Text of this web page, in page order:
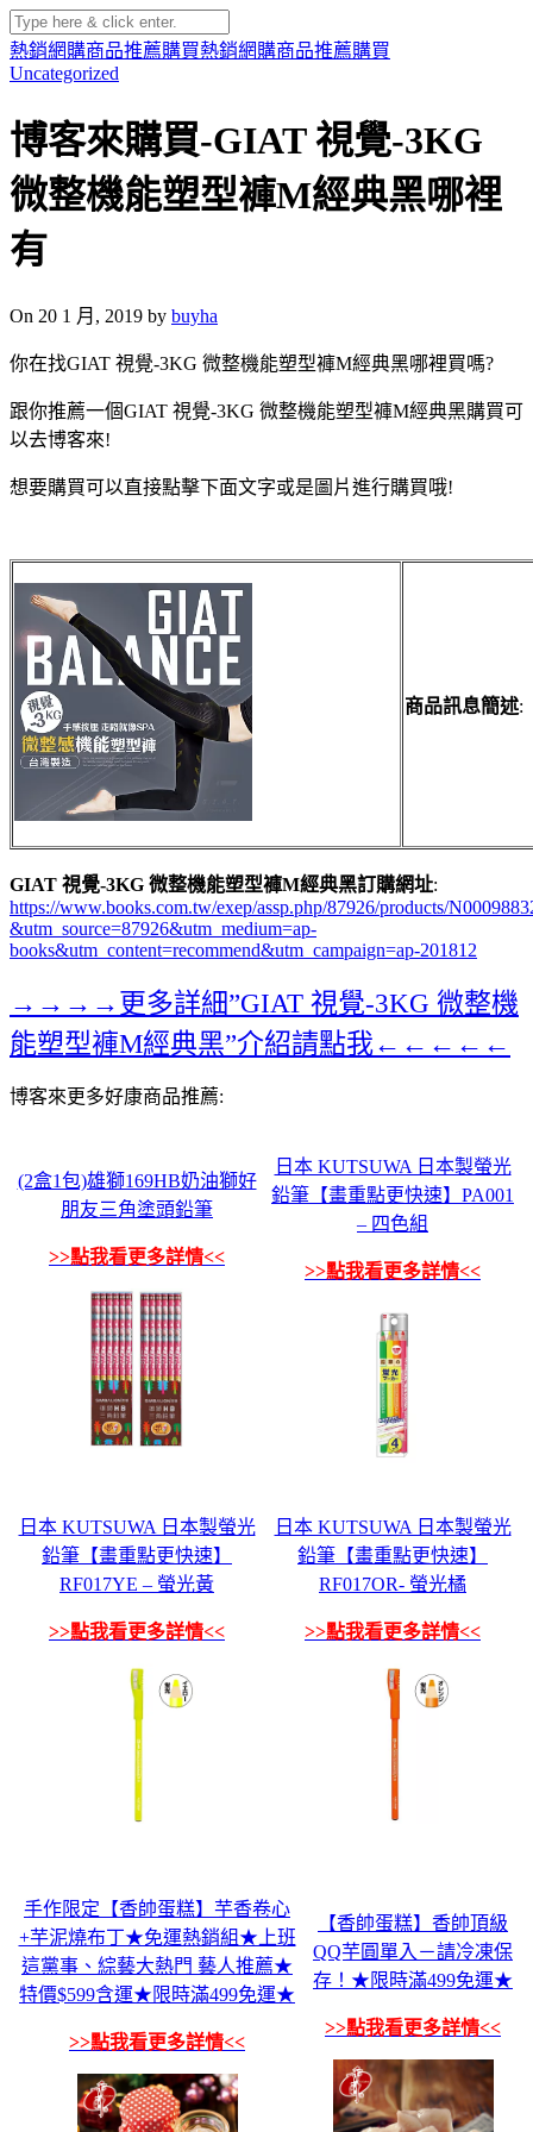
熱銷網購商品推薦購買熱銷網購商品推薦購買
Uncategorized
博客來購買-GIAT 視覺-3KG
微整機能塑型褲M經典黑哪裡
有
On 20 1 月, 2019 by buyha
你在找GIAT 視覺-3KG 微整機能塑型褲M經典黑哪裡買嗎?
跟你推薦一個GIAT 視覺-3KG 微整機能塑型褲M經典黑購買可
以去博客來!
想要購買可以直接點擊下面文字或是圖片進行購買哦!
商品訊息簡述:
GIAT 視覺-3KG 微整機能塑型褲M經典黑訂購網址:
https://www.books.com.tw/exep/assp.php/87926/products/
&utm_source=87926&utm_medium=ap-
books&utm_content=recommend&utm_campaign=ap-201812
→→→→更多詳細”GIAT 視覺-3KG 微整機
能塑型褲M經典黑”介紹請點我←←←←←
博客來更多好康商品推薦:
(2盒1包)雄獅169HB奶油獅好
朋友三角塗頭鉛筆
>>點我看更多詳情<<
日本 KUTSUWA 日本製螢光
鉛筆【畫重點更快速】PA001
– 四色組
>>點我看更多詳情<<
日本 KUTSUWA 日本製螢光
鉛筆【畫重點更快速】
RF017YE – 螢光黃
>>點我看更多詳情<<
日本 KUTSUWA 日本製螢光
鉛筆【畫重點更快速】
RF017OR- 螢光橘
>>點我看更多詳情<<
手作限定【香帥蛋糕】芋香卷心
+芋泥燒布丁★免運熱銷組★上班
這黨事、綜藝大熱門 藝人推薦★
特價$599含運★限時滿499免運★
>>點我看更多詳情<<
【香帥蛋糕】香帥頂級
QQ芋圓單入－請冷凍保
存！★限時滿499免運★
>>點我看更多詳情<<